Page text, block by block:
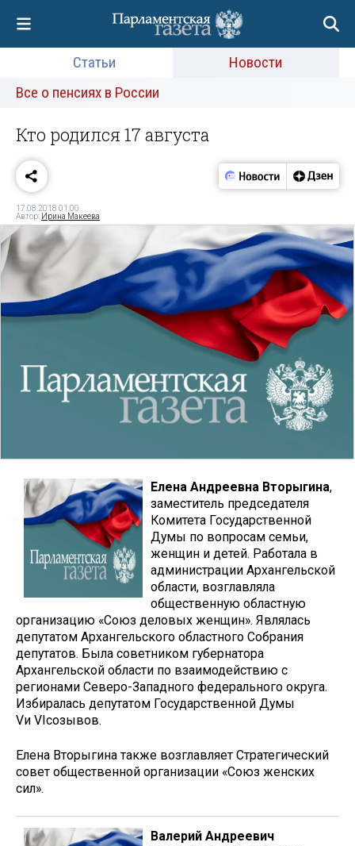
Статьи
Новости
Все о пенсиях в России
Кто родился 17 августа
17.08.2018 01:00
Автор: Ирина Макеева
Елена Андреевна Вторыгина,
заместитель председателя
Комитета Государственной
Думы по вопросам семьи,
женщин и детей. Работала в
администрации Архангельской
области, возглавляла
общественную областную
организацию «Союз деловых женщин». Являлась
депутатом Архангельского областного Собрания
депутатов. Была советником губернатора
Архангельской области по взаимодействию с
регионами Северо-Западного федерального округа.
Избиралась депутатом Государственной Думы
Vи VIсозывов.
Елена Вторыгина также возглавляет Стратегический
совет общественной организации «Союз женских
сил».
Валерий Андреевич